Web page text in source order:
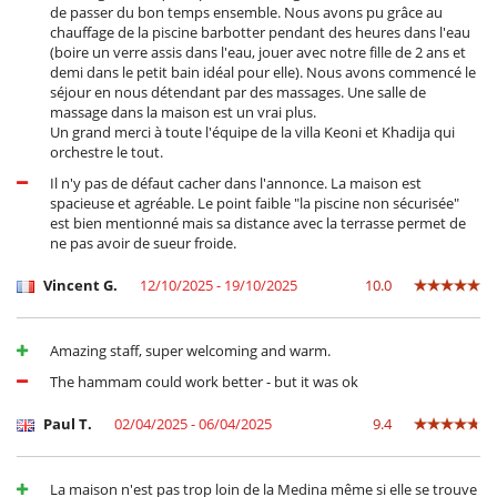
Equipement, installations, évènements
Cave à vin
Chariot de golf
Coffre fort
Loisirs, bien-être & activités sportives
Accès internet (wifi)
Babyfoot
Billard
Cartes et jeux de société
Hammam
Livres
Music speaker
Piscine à filtration sel
Programmes du cable ou satellite
Salle de massage
Terrain de pétanque
TV
Voiturette de golf
de passer du bon temps ensemble. Nous avons pu grâce au
chauffage de la piscine barbotter pendant des heures dans l'eau
(boire un verre assis dans l'eau, jouer avec notre fille de 2 ans et
demi dans le petit bain idéal pour elle). Nous avons commencé le
séjour en nous détendant par des massages. Une salle de
massage dans la maison est un vrai plus.
Un grand merci à toute l'équipe de la villa Keoni et Khadija qui
orchestre le tout.
Il n'y pas de défaut cacher dans l'annonce. La maison est
spacieuse et agréable. Le point faible "la piscine non sécurisée"
est bien mentionné mais sa distance avec la terrasse permet de
ne pas avoir de sueur froide.
Vincent G. 12/10/2025 - 19/10/2025 10.0
Amazing staff, super welcoming and warm.
The hammam could work better - but it was ok
Paul T. 02/04/2025 - 06/04/2025 9.4
La maison n'est pas trop loin de la Medina même si elle se trouve